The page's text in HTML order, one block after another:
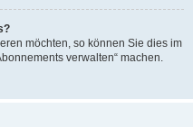
möchten, so können Sie dies im
verwalten“ machen.